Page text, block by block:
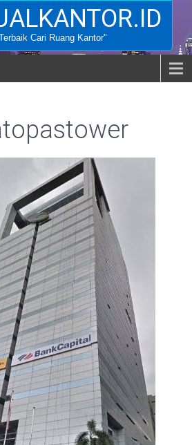
Cari Ruang Kantor"